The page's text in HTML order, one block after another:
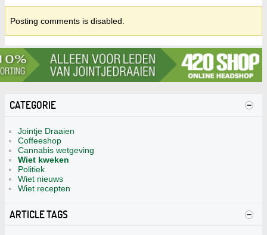
Posting comments is disabled.
CATEGORIE
Jointje Draaien
Coffeeshop
Cannabis wetgeving
Wiet kweken
Politiek
Wiet nieuws
Wiet recepten
ARTICLE TAGS